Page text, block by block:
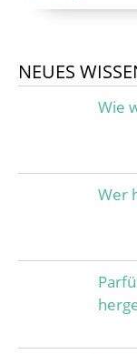
NEUES
Wie
Wer